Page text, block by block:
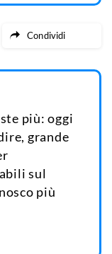
Condividi
più: oggi
grande
sul
più